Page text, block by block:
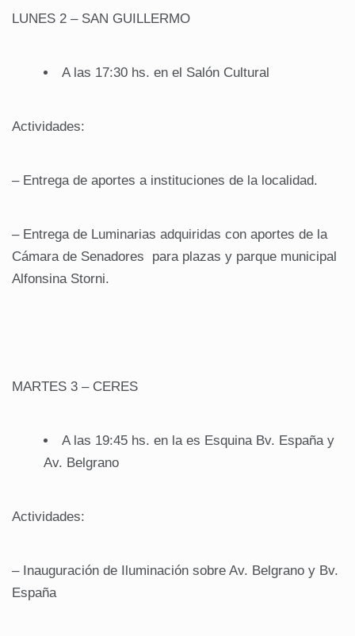
LUNES 2 – SAN GUILLERMO
A las 17:30 hs. en el Salón Cultural
Actividades:
– Entrega de aportes a instituciones de la localidad.
– Entrega de Luminarias adquiridas con aportes de la
Cámara de Senadores para plazas y parque municipal
Alfonsina Storni.
MARTES 3 – CERES
A las 19:45 hs. en la es Esquina Bv. España y
Av. Belgrano
Actividades:
– Inauguración de Iluminación sobre Av. Belgrano y Bv.
España